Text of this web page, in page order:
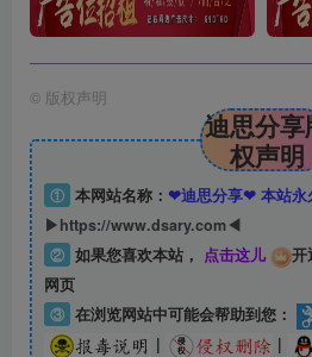
© 版权声明
迪思分享
权声明
① 本网站名称： ❤迪思分享❤ 本站永
▶https://www.dsary.com◀
② 如果您喜欢本站， 点击这儿
开
网页
③ 在浏览网站中可能会帮助到您：
|
|